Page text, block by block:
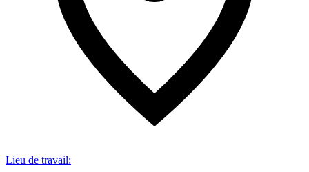
Lieu de travail: